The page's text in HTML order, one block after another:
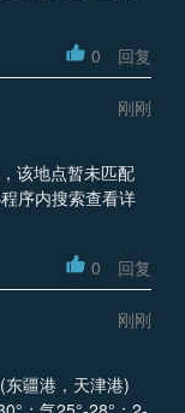
0 回复
刚刚
该地点暂未匹配
序内搜索查看详
0 回复
刚刚
东疆港，天津港)